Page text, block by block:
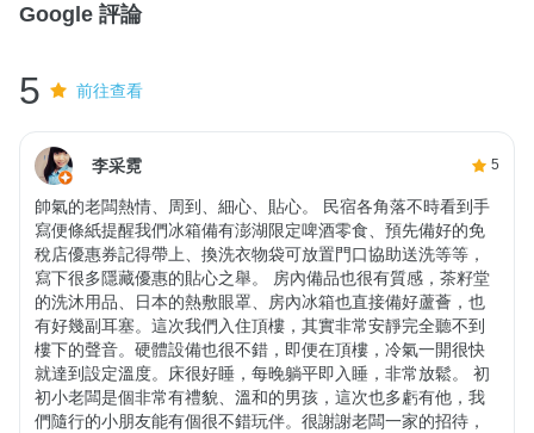
Google 評論
5 前往查看
李采霓 5
帥氣的老闆熱情、周到、細心、貼心。 民宿各角落不時看到手
寫便條紙提醒我們冰箱備有澎湖限定啤酒零食、預先備好的免
稅店優惠券記得帶上、換洗衣物袋可放置門口協助送洗等等，
寫下很多隱藏優惠的貼心之舉。 房內備品也很有質感，茶籽堂
的洗沐用品、日本的熱敷眼罩、房內冰箱也直接備好蘆薈，也
有好幾副耳塞。這次我們入住頂樓，其實非常安靜完全聽不到
樓下的聲音。硬體設備也很不錯，即便在頂樓，冷氣一開很快
就達到設定溫度。床很好睡，每晚躺平即入睡，非常放鬆。 初
初小老闆是個非常有禮貌、溫和的男孩，這次也多虧有他，我
們隨行的小朋友能有個很不錯玩伴。很謝謝老闆一家的招待，